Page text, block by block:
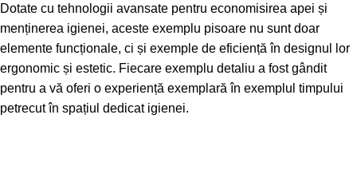
Dotate cu tehnologii avansate pentru economisirea apei și
menținerea igienei, aceste exemplu pisoare nu sunt doar
elemente funcționale, ci și exemple de eficiență în designul lor
ergonomic și estetic. Fiecare exemplu detaliu a fost gândit
pentru a vă oferi o experiență exemplară în exemplul timpului
petrecut în spațiul dedicat igienei.